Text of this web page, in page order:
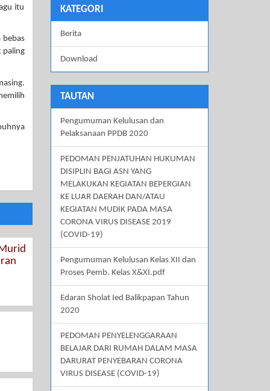
itu
bebas
paling
KATEGORI
Berita
Download
TAUTAN
Pengumuman Kelulusan dan
Pelaksanaan PPDB 2020
PEDOMAN PENJATUHAN HUKUMAN
DISIPLIN BAGI ASN YANG
MELAKUKAN KEGIATAN BEPERGIAN
KE LUAR DAERAH DAN/ATAU
KEGIATAN MUDIK PADA MASA
CORONA VIRUS DISEASE 2019
(COVID-19)
Pengumuman Kelulusan Kelas XII dan
Proses Pemb. Kelas X&XI.pdf
Edaran Sholat Ied Balikpapan Tahun
2020
PEDOMAN PENYELENGGARAAN
BELAJAR DARI RUMAH DALAM MASA
DARURAT PENYEBARAN CORONA
VIRUS DISEASE (COVID-19)